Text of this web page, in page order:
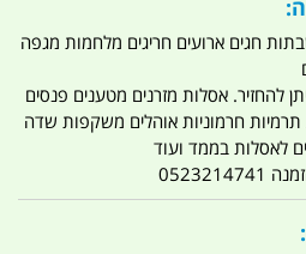
לא כולל שבתות חגים ארועים חריגים מלחמות מגפה
להחזיר. אסלות מזרנים מטענים פנסים
תרמיות חרמוניות אוהלים משקפות שדה
לאסלות בממד ועוד